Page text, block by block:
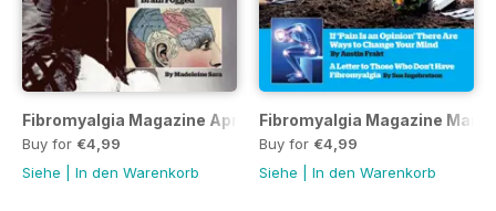
Fibromyalgia Magazine April 2020
Buy for €4,99
Siehe
In den Warenkorb
Fibromyalgia Magazine
Buy for €4,99
Siehe
In den Warenkorb